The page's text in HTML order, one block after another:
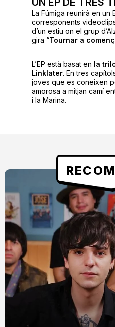
La Fúmiga reunirà en un
corresponents
d’un estiu on el grup
gira “Tournar a
L’EP està basat en la
Linklater. En tres
joves que es coneixen
amorosa a mitjan camí
i la Marina.